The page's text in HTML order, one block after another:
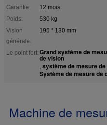
Garantie:
12 mois
Poids:
530 kg
Vision
générale:
195 * 130 mm
Le point fort: Grand système de
de vision
, système de mesure
Système de mesure de
Machine de